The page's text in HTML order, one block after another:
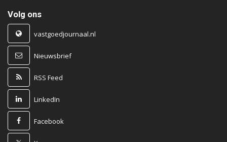
Volg ons
vastgoedjournaal.nl
Nieuwsbrief
RSS Feed
LinkedIn
Facebook